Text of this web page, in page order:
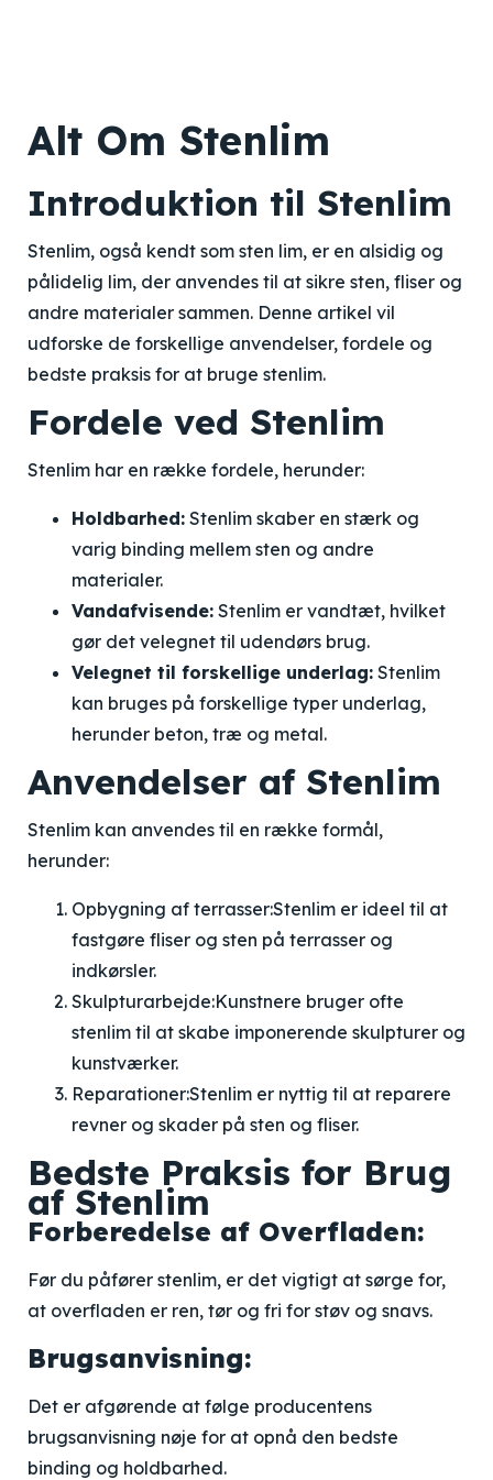
Alt Om Stenlim
Introduktion til Stenlim
Stenlim, også kendt som sten lim, er en alsidig og
pålidelig lim, der anvendes til at sikre sten, fliser og
andre materialer sammen. Denne artikel vil
udforske de forskellige anvendelser, fordele og
bedste praksis for at bruge stenlim.
Fordele ved Stenlim
Stenlim har en række fordele, herunder:
Holdbarhed: Stenlim skaber en stærk og
varig binding mellem sten og andre
materialer.
Vandafvisende: Stenlim er vandtæt, hvilket
gør det velegnet til udendørs brug.
Velegnet til forskellige underlag: Stenlim
kan bruges på forskellige typer underlag,
herunder beton, træ og metal.
Anvendelser af Stenlim
Stenlim kan anvendes til en række formål,
herunder:
Opbygning af terrasser:Stenlim er ideel til at
fastgøre fliser og sten på terrasser og
indkørsler.
Skulpturarbejde:Kunstnere bruger ofte
stenlim til at skabe imponerende skulpturer og
kunstværker.
Reparationer:Stenlim er nyttig til at reparere
revner og skader på sten og fliser.
Bedste Praksis for Brug
af Stenlim
Forberedelse af Overfladen:
Før du påfører stenlim, er det vigtigt at sørge for,
at overfladen er ren, tør og fri for støv og snavs.
Brugsanvisning:
Det er afgørende at følge producentens
brugsanvisning nøje for at opnå den bedste
binding og holdbarhed.